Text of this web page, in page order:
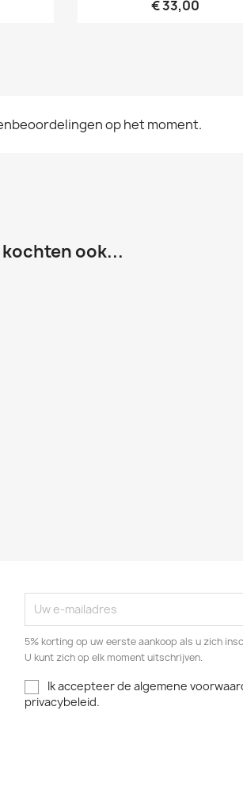
€ 33,00
op het moment.
ook...
5% korting op uw eerste aankoop als u zich
U kunt zich op elk moment uitschrijven.
Ik accepteer de algemene
privacybeleid.